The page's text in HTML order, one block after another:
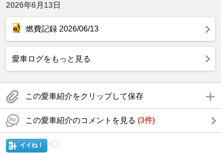
2026年6月13日
燃費記録 2026/06/13
愛車ログをもっと見る
この愛車紹介をクリップして保存
この愛車紹介のコメントを見る (3件)
イイね！